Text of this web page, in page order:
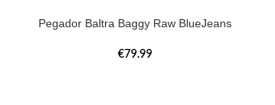
Pegador Baltra Baggy Raw BlueJeans
€79.99